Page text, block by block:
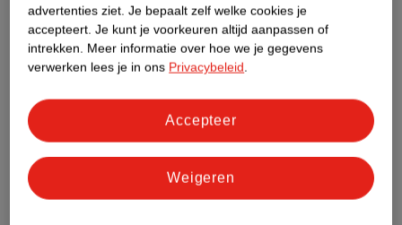
Nature Impact Score
Dit product heeft (nog) geen Nature
Bestel & Bezorginformatie
advertenties ziet. Je bepaalt zelf welke cookies je
accepteert. Je kunt je voorkeuren altijd aanpassen of
intrekken. Meer informatie over hoe we je gegevens
verwerken lees je in ons Privacybeleid.
Weigeren
Accepteer